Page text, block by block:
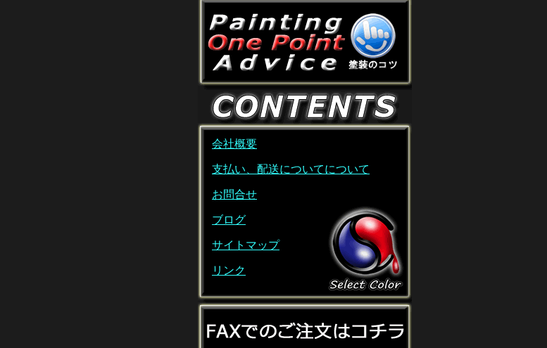
会社概要
支払い、配送についてについて
お問合せ
ブログ
サイトマップ
リンク